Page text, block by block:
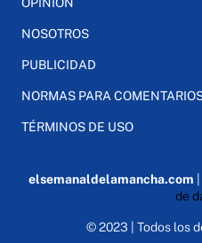
OPINIÓN
NOSOTROS
PUBLICIDAD
NORMAS PARA
TÉRMINOS DE USO
elsemanaldelamancha.com
de
© 2023 | Todos los